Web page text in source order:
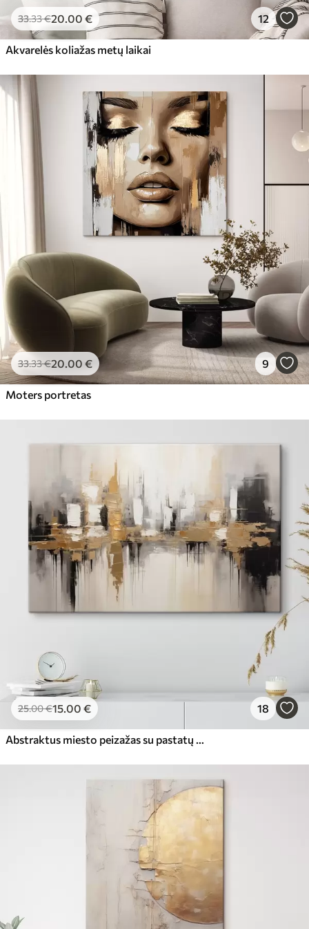
33.33€20.00 € 12
Akvarelės koliažas metų laikai
33.33€20.00 € 9
Moters portretas
25.00€15.00 € 18
Abstraktus miesto peizažas su pastatų atspindžiais vandenyje, sukurtas neutraliais tonais su šiltų atspalvių akcentais